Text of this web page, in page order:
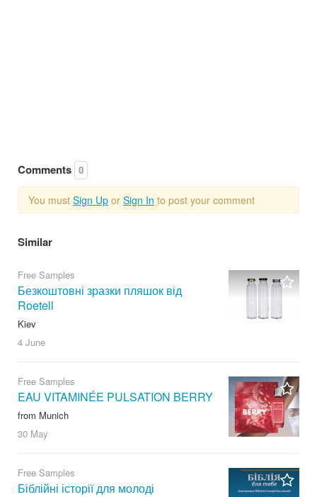
Comments 0
You must Sign Up or Sign In to post your comment
Similar
Free Samples
Безкоштовні зразки пляшок від
Roetell
Kiev
4 June
Free Samples
EAU VITAMINÉE PULSATION BERRY
from Munich
30 May
Free Samples
Біблійні історії для молоді